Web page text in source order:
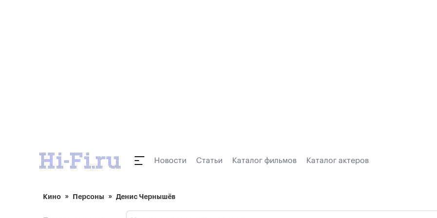
Новости Статьи Каталог фильмов Каталог актеров
Кино Персоны Денис Чернышёв